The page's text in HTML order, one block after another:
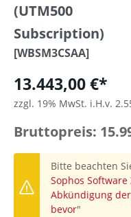
(UTM500
Subscription)
[WBSM3CSAA]
13.443,00 €*
zzgl. 19% MwSt. i.H.v.
Bruttopreis:
Bitte beachten
Sophos Software
Abkündigung
bevor"